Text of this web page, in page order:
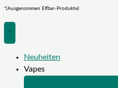
*(Ausgenommen Elfbar-Produkte)
Neuheiten
Vapes